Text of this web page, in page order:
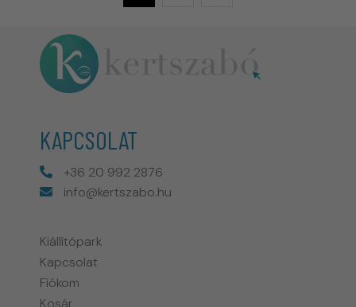
KAPCSOLAT
+36 20 992 2876
info@kertszabo.hu
Kiállítópark
Kapcsolat
Fiókom
Kosár